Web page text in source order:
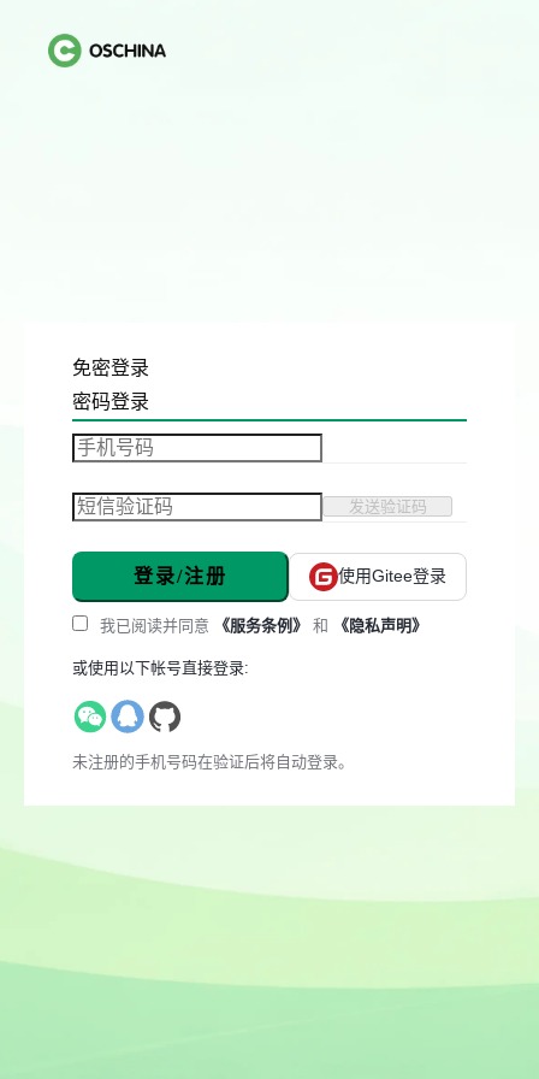
免密登录
密码登录
发送验证码
登录/注册 使用Gitee登录
我已阅读并同意 《服务条例》 和 《隐私声明》
或使用以下帐号直接登录:
未注册的手机号码在验证后将自动登录。